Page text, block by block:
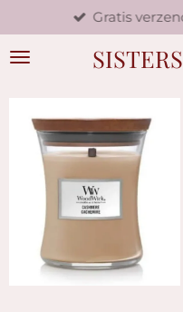
direct
naar
Gratis